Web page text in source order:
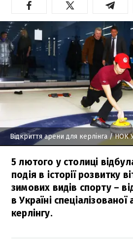
Відкриття арени для керлінга / НОК
5 лютого у столиці
подія в історії розвитку
зимових видів спорту –
в Україні
керлінгу.